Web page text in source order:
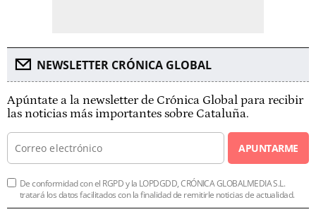
NEWSLETTER CRÓNICA GLOBAL
Apúntate a la newsletter de Crónica Global para recibir
las noticias más importantes sobre Cataluña.
APUNTARME
De conformidad con el RGPD y la LOPDGDD, CRÓNICA GLOBALMEDIA S.L.
tratará los datos facilitados con la finalidad de remitirle noticias de actualidad.